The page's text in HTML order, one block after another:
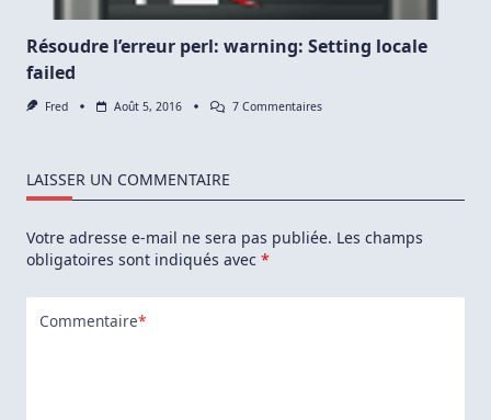
Résoudre l’erreur perl: warning: Setting locale
failed
Fred Août 5, 2016 7 CommentairesSur
Locale
LAISSER UN COMMENTAIRE
Votre adresse e-mail ne sera pas publiée. Les champs
obligatoires sont indiqués avec *
Commentaire*